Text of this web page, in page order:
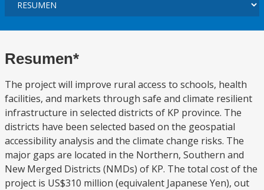
Resumen*
The project will improve rural access to schools, health
facilities, and markets through safe and climate resilient
infrastructure in selected districts of KP province. The
districts have been selected based on the geospatial
accessibility analysis and the climate change risks. The
major gaps are located in the Northern, Southern and
New Merged Districts (NMDs) of KP. The total cost of the
project is US$310 million (equivalent Japanese Yen), out